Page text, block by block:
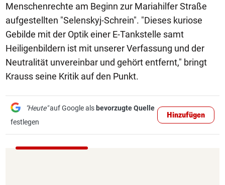
Menschenrechte am Beginn zur Mariahilfer Straße
aufgestellten "Selenskyj-Schrein". "Dieses kuriose
Gebilde mit der Optik einer E-Tankstelle samt
Heiligenbildern ist mit unserer Verfassung und der
Neutralität unvereinbar und gehört entfernt," bringt
Krauss seine Kritik auf den Punkt.
"Heute"auf Google als bevorzugte Quelle
festlegen
Hinzufügen